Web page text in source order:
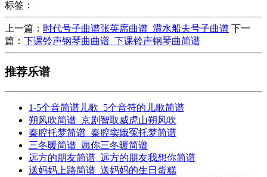
标签：
上一篇： 时代号子曲谱张英席曲谱_澧水船夫号子曲谱 下一
篇： 下课铃声钢琴曲曲谱_下课铃声钢琴曲简谱
推荐乐谱
1-5个音简谱儿歌_5个音符的儿歌简谱
朔风吹简谱_京剧智取威虎山朔风吹
秦腔托梦简谱_秦腔窦娥冤托梦简谱
三冬暖简谱_愿你三冬暖简谱
远方的朋友简谱_远方的朋友我想你简谱
送妈妈上路简谱_送妈妈的生日蛋糕